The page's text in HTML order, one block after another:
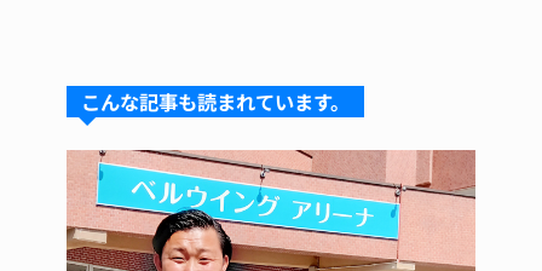
s
k
y
a
d
s
e
b
o
o
k
re
st
こんな記事も読まれています。